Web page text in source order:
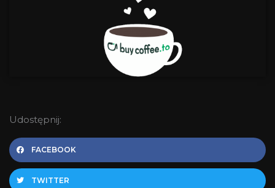
Udostępnij:
FACEBOOK
TWITTER